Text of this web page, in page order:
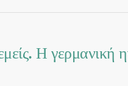
Η γερμανική